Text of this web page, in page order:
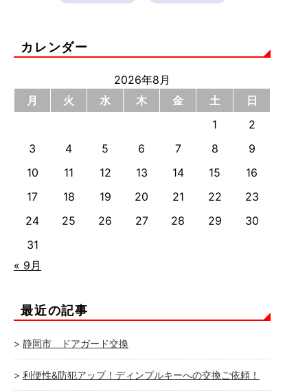
カレンダー
2026年8月
月
火 水 木 金 土
日
1
2
3
4 5 6 7 8
9
10
11 12 13 14 15
16
17
18 19 20 21 22
23
24
25 26 27 28 29
30
31
« 9月
最近の記事
静岡市 ドアガード交換
利便性&防犯アップ！ディンプルキーへの交換ご依頼！